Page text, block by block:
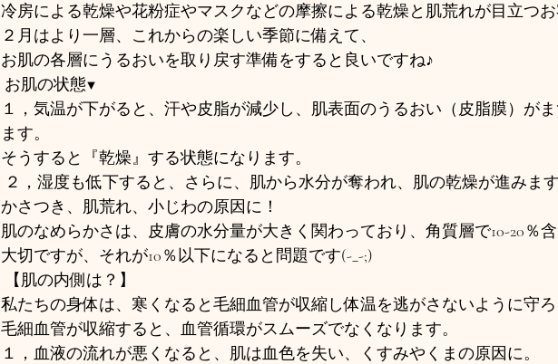
冷房による乾燥や花粉症やマスクなどの摩擦による乾燥と肌荒れが目立つ
２月はより一層、これからの楽しい季節に備えて、
お肌の各層にうるおいを取り戻す準備をすると良いですね♪
お肌の状態▼
１，気温が下がると、汗や皮脂が減少し、肌表面のうるおい（皮脂膜）が
ます。
そうすると『乾燥』する状態になります。
２，湿度も低下すると、さらに、肌から水分が奪われ、肌の乾燥が進みま
かさつき、肌荒れ、小じわの原因に！
肌のなめらかさは、皮膚の水分量が大きく関わっており、角質層で10-20％
大切ですが、それが10％以下になると問題です(-_-;)
【肌の内側は？】
私たちの身体は、寒くなると毛細血管が収縮し体温を逃がさないように守
毛細血管が収縮すると、血管循環がスムーズでなくなります。
１，血液の流れが悪くなると、肌は血色を失い、くすみやくまの原因に。